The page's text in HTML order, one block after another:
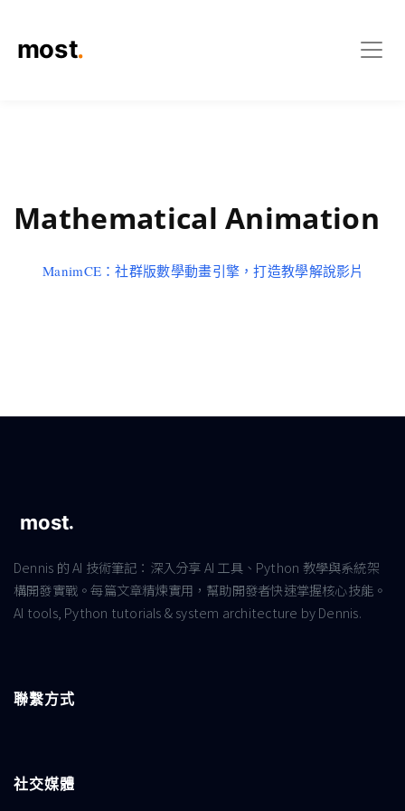
Mathematical Animation
ManimCE：社群版數學動畫引擎，打造教學解說影片
Dennis 的 AI 技術筆記：深入分享 AI 工具、Python 教學與系統架
構開發實戰。每篇文章精煉實用，幫助開發者快速掌握核心技能。
AI tools, Python tutorials & system architecture by Dennis.
聯繫方式
社交媒體